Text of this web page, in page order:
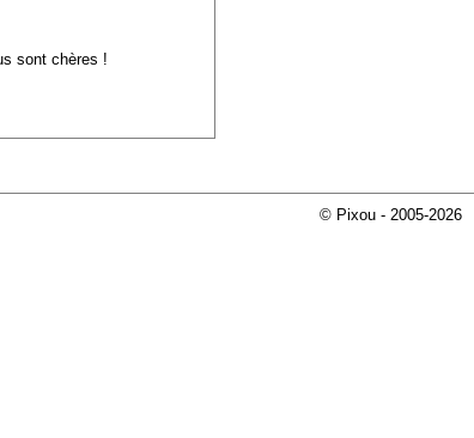
sont chères !
© Pixou - 2005-2026